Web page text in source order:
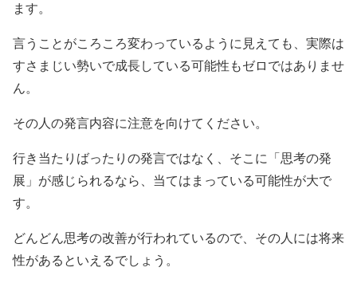
ます。
言うことがころころ変わっているように見えても、実際は
すさまじい勢いで成長している可能性もゼロではありませ
ん。
その人の発言内容に注意を向けてください。
行き当たりばったりの発言ではなく、そこに「思考の発
展」が感じられるなら、当てはまっている可能性が大で
す。
どんどん思考の改善が行われているので、その人には将来
性があるといえるでしょう。